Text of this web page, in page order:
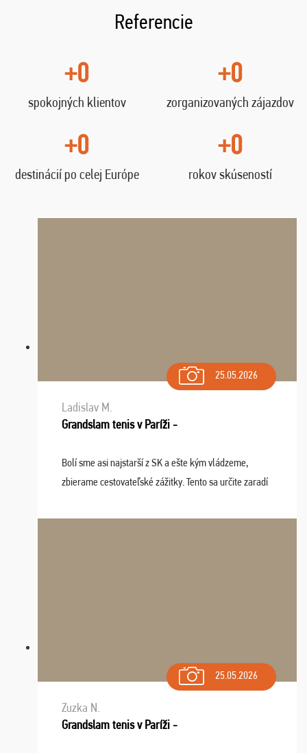
Referencie
+0
spokojných klientov
+0
zorganizovaných zájazdov
+0
destinácií po celej Európe
+0
rokov skúseností
25.05.2026
Ladislav M.
Grandslam tenis v Paríži -
Bolí sme asi najstarší z SK a ešte kým vládzeme,
zbierame cestovateľské zážitky. Tento sa určite zaradí
osudu - pohodový šefík Meďo, dobrá parti ...
25.05.2026
Zuzka N.
Grandslam tenis v Paríži -